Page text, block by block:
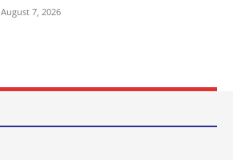
August 7, 2026